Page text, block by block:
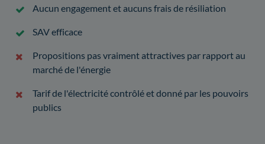
Aucun engagement et aucuns frais de résiliation
SAV efficace
Propositions pas vraiment attractives par rapport au
marché de l'énergie
Tarif de l'électricité contrôlé et donné par les pouvoirs
publics